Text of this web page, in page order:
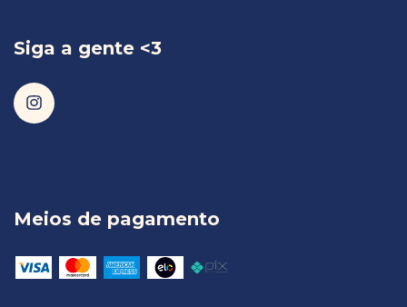
Siga a gente <3
Meios de pagamento